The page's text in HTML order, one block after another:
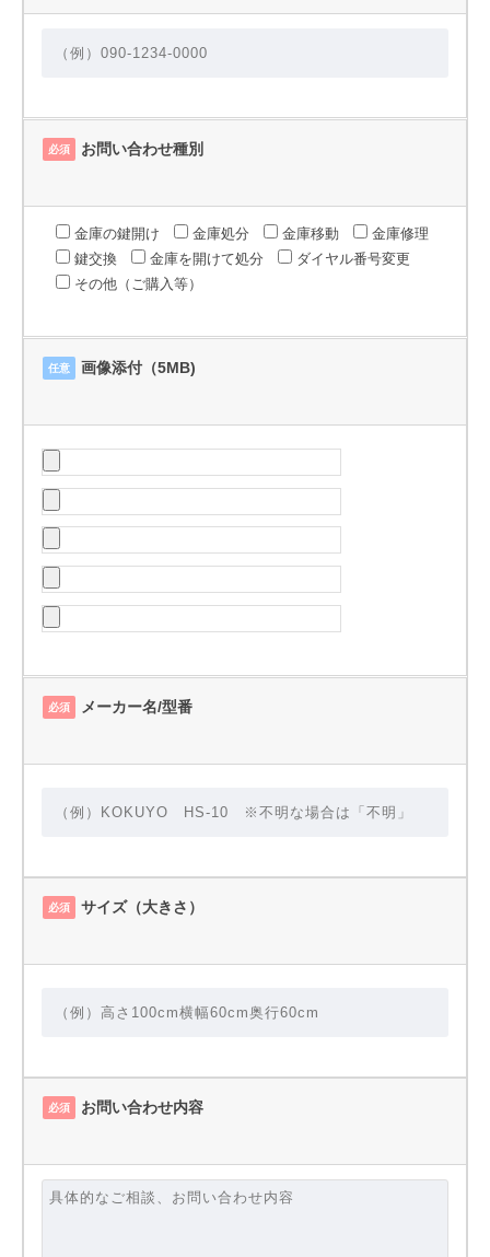
必須 お問い合わせ種別
金庫の鍵開け 金庫処分 金庫移動
金庫修理
鍵交換
金庫を開けて処分
ダイヤル番号変更
その他（ご購入等）
任意 画像添付（5MB)
必須 メーカー名/型番
必須 サイズ（大きさ）
必須 お問い合わせ内容